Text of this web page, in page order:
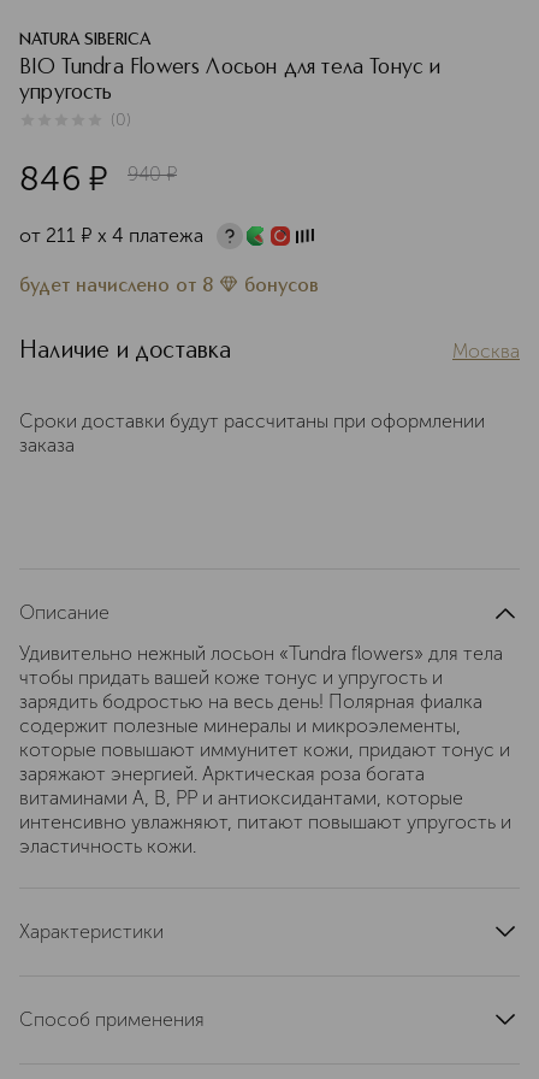
NATURA SIBERICA
BIO Tundra Flowers Лосьон для тела Тонус и
упругость
(0)
846 ¤ 940 ¤
от 211 ¤ х 4 платежа
будет начислено от 8 бонусов
Наличие и доставка Москва
Сроки доставки будут рассчитаны при оформлении
заказа
Описание
Удивительно нежный лосьон «Tundra flowers» для тела
чтобы придать вашей коже тонус и упругость и
зарядить бодростью на весь день! Полярная фиалка
содержит полезные минералы и микроэлементы,
которые повышают иммунитет кожи, придают тонус и
заряжают энергией. Арктическая роза богата
витаминами A, B, PP и антиоксидантами, которые
интенсивно увлажняют, питают повышают упругость и
эластичность кожи.
Характеристики
Способ применения